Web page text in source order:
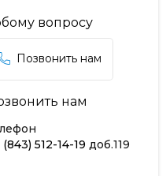
вопросу
Позвонить нам
нам
(843) 512-14-19 доб.119